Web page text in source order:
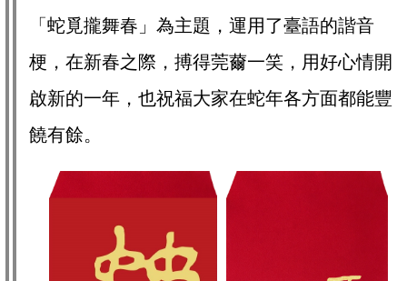
「蛇覓攏舞春」為主題，運用了臺語的諧音
梗，在新春之際，搏得莞薾一笑，用好心情開
啟新的一年，也祝福大家在蛇年各方面都能豐
饒有餘。